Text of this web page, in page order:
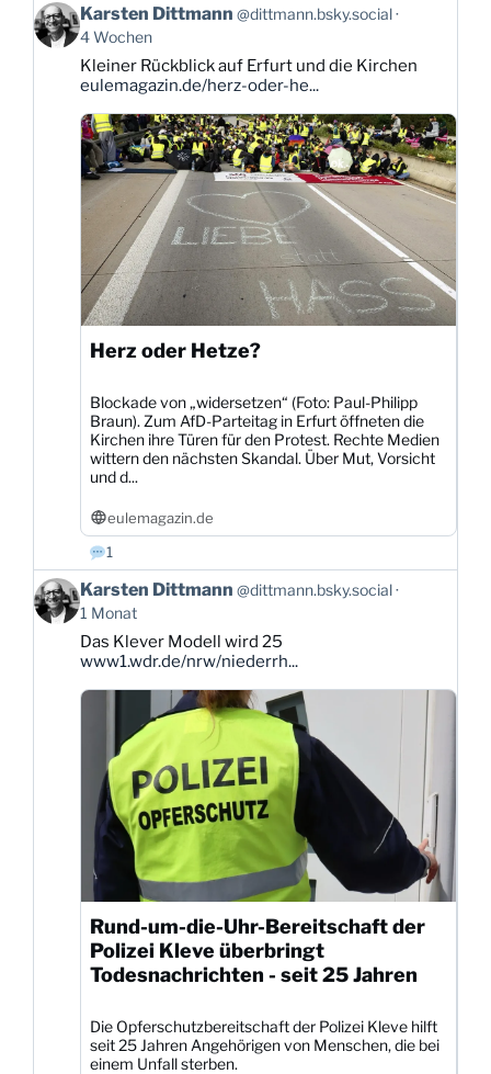
Beitrag
von
Karsten
Dittmann
Bluesky
ansehen
Karsten Dittmann @dittmann.bsky.social
4 Wochen
Kleiner Rückblick auf Erfurt und die Kirchen
eulemagazin.de/herz-oder-he...
Herz oder Hetze?
Blockade von „widersetzen“ (Foto: Paul-Philipp
Braun). Zum AfD-Parteitag in Erfurt öffneten die
Kirchen ihre Türen für den Protest. Rechte Medien
wittern den nächsten Skandal. Über Mut, Vorsicht
und d...
eulemagazin.de
1
Beitrag
von
Karsten
Dittmann
Bluesky
Karsten Dittmann @dittmann.bsky.social
1 Monat
Das Klever Modell wird 25
www1.wdr.de/nrw/niederrh...
Rund-um-die-Uhr-Bereitschaft der
Polizei Kleve überbringt
Todesnachrichten - seit 25 Jahren
Die Opferschutzbereitschaft der Polizei Kleve hilft
seit 25 Jahren Angehörigen von Menschen, die bei
einem Unfall sterben.